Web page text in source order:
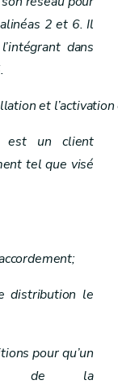
propriétés privées
aériennes
retard de raccordement ou un retard du guichet unique
causés par les travaux
2 et 6. Il
dans
et
est un client
tel que visé
distribution le
pour qu’un
de la